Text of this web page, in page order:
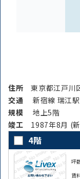
住所東京都江戸
交通
新宿線 瑞江
規模
地上5階
竣⼯ 1987年8月 (
4階
坪
賃